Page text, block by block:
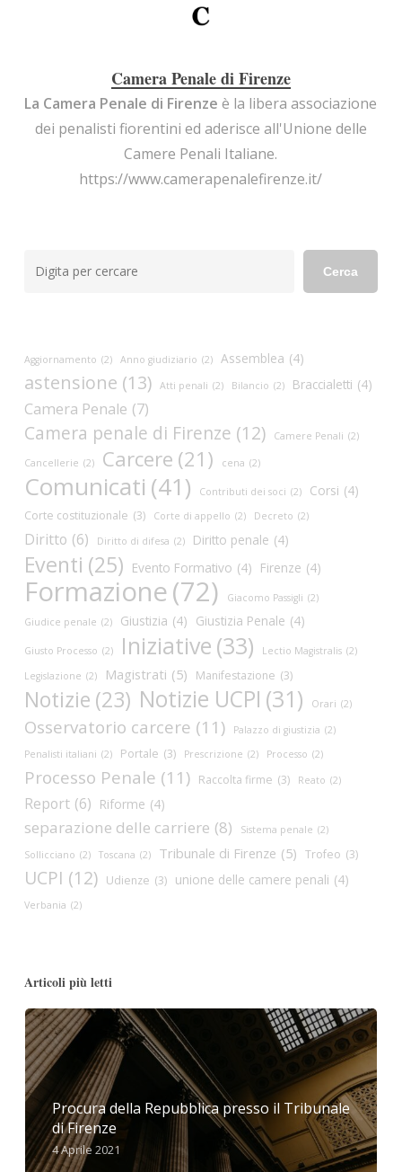
Camera Penale di Firenze
La Camera Penale di Firenze è la libera associazione
dei penalisti fiorentini ed aderisce all'Unione delle
Camere Penali Italiane.
https://www.camerapenalefirenze.it/
Cerca
Aggiornamento (2) Anno giudiziario (2) Assemblea (4)
astensione (13) Atti penali (2) Bilancio (2) Braccialetti (4)
Camera Penale (7)
Camera penale di Firenze (12) Camere Penali (2)
Cancellerie (2) Carcere (21) cena (2)
Comunicati (41) Contributi dei soci (2) Corsi (4)
Corte costituzionale (3) Corte di appello (2) Decreto (2)
Diritto (6) Diritto di difesa (2) Diritto penale (4)
Eventi (25) Evento Formativo (4) Firenze (4)
Formazione(72) Giacomo Passigli (2)
Giudice penale (2) Giustizia (4) Giustizia Penale (4)
Giusto Processo (2) Iniziative (33) Lectio Magistralis (2)
Legislazione (2) Magistrati (5) Manifestazione (3)
Notizie (23) Notizie UCPI (31) Orari (2)
Osservatorio carcere (11) Palazzo di giustizia (2)
Penalisti italiani (2) Portale (3) Prescrizione (2) Processo (2)
Processo Penale (11) Raccolta firme (3) Reato (2)
Report (6) Riforme (4)
separazione delle carriere (8) Sistema penale (2)
Sollicciano (2) Toscana (2) Tribunale di Firenze (5) Trofeo (3)
UCPI (12) Udienze (3) unione delle camere penali (4)
Verbania (2)
Articoli più letti
Procura della Repubblica presso il Tribunale
di Firenze
4 Aprile 2021